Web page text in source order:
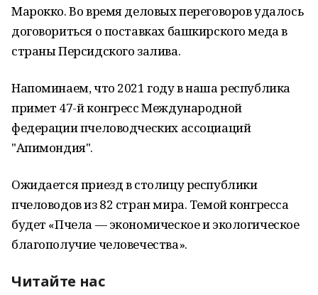
Марокко. Во время деловых переговоров удалось
договориться о поставках башкирского меда в
страны Персидского залива.
Напоминаем, что 2021 году в наша республика
примет 47-й конгресс Международной
федерации пчеловодческих ассоциаций
"Апимондия".
Ожидается приезд в столицу республики
пчеловодов из 82 стран мира. Темой конгресса
будет «Пчела — экономическое и экологическое
благополучие человечества».
Читайте нас